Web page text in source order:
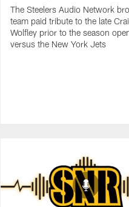
The Steelers Audio Network
team paid tribute to the late
Wolfley prior to the season
versus the New York Jets